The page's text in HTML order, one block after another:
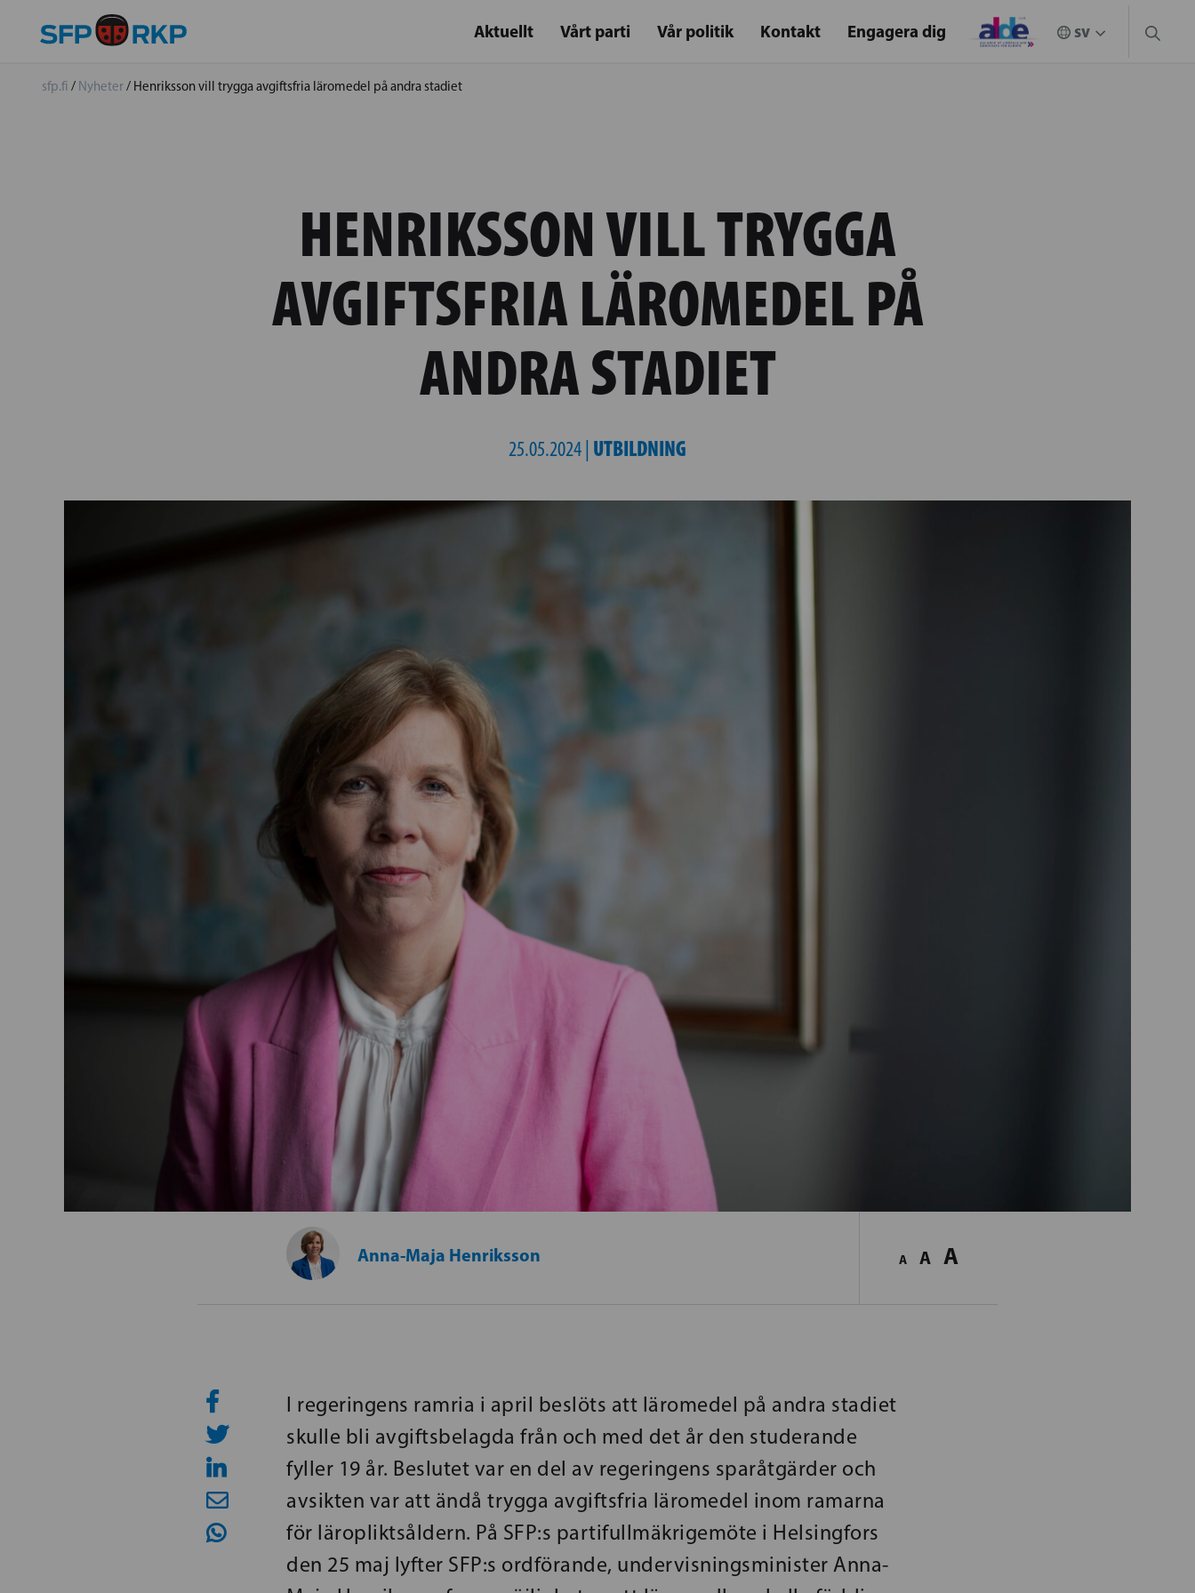
Aktuellt Vårt parti Vår politik Kontakt Engagera dig
sfp.fi / Nyheter/ Henriksson vill trygga avgiftsfria läromedel på andra stadiet
HENRIKSSON VILL TRYGGA
AVGIFTSFRIA LÄROMEDEL PÅ
ANDRA STADIET
25.05.2024 | UTBILDNING
Anna-Maja Henriksson A A A
I regeringens ramria i april beslöts att läromedel på andra stadiet
skulle bli avgiftsbelagda från och med det år den studerande
fyller 19 år. Beslutet var en del av regeringens sparåtgärder och
avsikten var att ändå trygga avgiftsfria läromedel inom ramarna
för läropliktsåldern. På SFP:s partifullmäkrigemöte i Helsingfors
den 25 maj lyfter SFP:s ordförande, undervisningsminister Anna-